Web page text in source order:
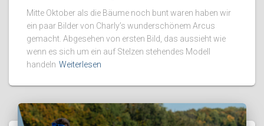
Mitte Oktober als die Bäume noch bunt waren haben wir
ein paar Bilder von Charly’s wunderschönem Arcus
gemacht. Abgesehen von ersten Bild, das aussieht wie
wenn es sich um ein auf Stelzen stehendes Modell
handeln Weiterlesen